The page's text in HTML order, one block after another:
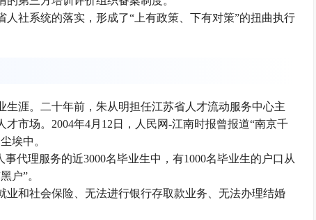
社系统的落实，形成了“上有政策、下有对策”的扭曲执行
涯。二十年前，朱从明担任江苏省人才流动服务中心主
市场。2004年4月12日，人民网-江南时报曾报道“南京千
埃中。
代理服务的近3000名毕业生中，有1000名毕业生的户口从
户”。
和社会保险、无法进行银行存取款业务、无法办理结婚